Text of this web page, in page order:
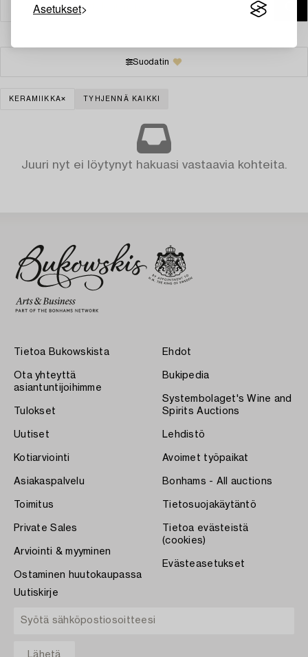
Asetukset
Suodatin
KERAMIIKKA TYHJENNÄ KAIKKI
Juuri nyt ei löytynyt hakuasi vastaavia kohteita.
Tietoa Bukowskista
Ota yhteyttä
asiantuntijoihimme
Tulokset
Uutiset
Kotiarviointi
Asiakaspalvelu
Toimitus
Private Sales
Arviointi & myyminen
Ostaminen huutokaupassa
Ehdot
Bukipedia
Systembolaget's Wine and
Spirits Auctions
Lehdistö
Avoimet työpaikat
Bonhams - All auctions
Tietosuojakäytäntö
Tietoa evästeistä
(cookies)
Evästeasetukset
Uutiskirje